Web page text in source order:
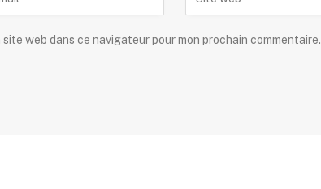
web dans ce navigateur pour mon prochain commentaire.